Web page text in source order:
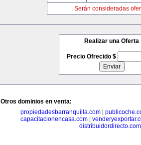
Serán consideradas
Realizar una Oferta
Precio Ofrecido $
Otros dominios en venta:
propiedadesbarranquilla.com
capacitacionencasa.com|
distribuidordirecto.com